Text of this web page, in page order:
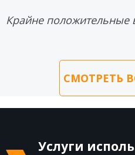
Крайне положительные
СМОТРЕТЬ
Услуги